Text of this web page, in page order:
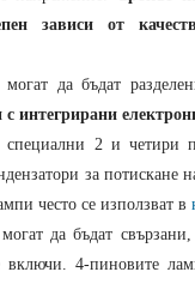
зависи от
да бъдат
интегрирани
2 и четири
за потискане
често се използват в
да бъдат
включи. 4-пиновите